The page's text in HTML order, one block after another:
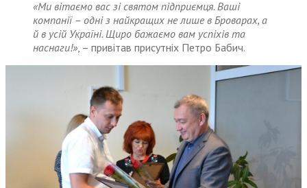
«Ми вітаємо вас зі святом підприємця. Ваші
компанії – одні з найкращих не лише в Броварах, а
й в усій Україні. Щиро бажаємо вам успіхів та
наснаги!», – привітав присутніх Петро Бабич.